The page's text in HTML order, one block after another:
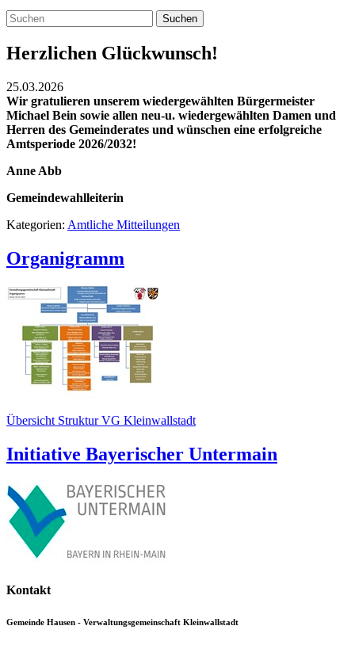
Suchen
Herzlichen Glückwunsch!
25.03.2026
Wir gratulieren unserem wiedergewählten Bürgermeister
Michael Bein sowie allen neu-u. wiedergewählten Damen und
Herren des Gemeinderates und wünschen eine erfolgreiche
Amtsperiode 2026/2032!
Anne Abb
Gemeindewahlleiterin
Kategorien: Amtliche Mitteilungen
Organigramm
Übersicht Struktur VG Kleinwallstadt
Initiative Bayerischer Untermain
Kontakt
Gemeinde Hausen - Verwaltungsgemeinschaft Kleinwallstadt